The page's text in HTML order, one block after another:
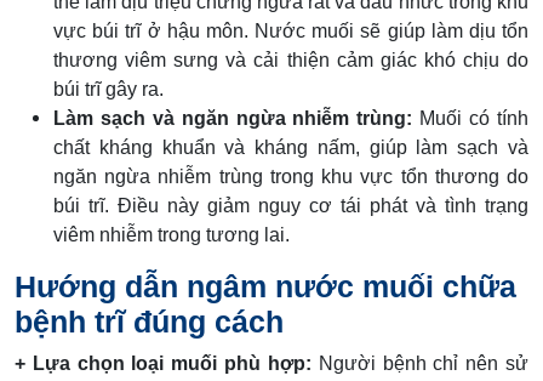
vực búi trĩ ở hậu môn. Nước muối sẽ giúp làm dịu tổn
thương viêm sưng và cải thiện cảm giác khó chịu do
búi trĩ gây ra.
Làm sạch và ngăn ngừa nhiễm trùng: Muối có tính
chất kháng khuẩn và kháng nấm, giúp làm sạch và
ngăn ngừa nhiễm trùng trong khu vực tổn thương do
búi trĩ. Điều này giảm nguy cơ tái phát và tình trạng
viêm nhiễm trong tương lai.
Hướng dẫn ngâm nước muối chữa
bệnh trĩ đúng cách
+ Lựa chọn loại muối phù hợp: Người bệnh chỉ nên sử